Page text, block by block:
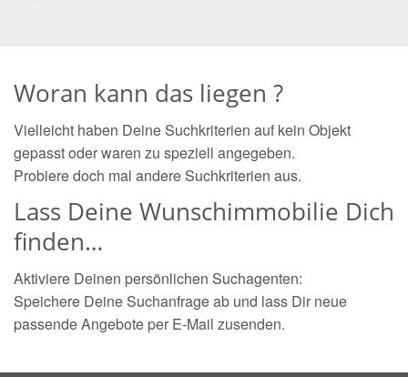
Woran kann das liegen ?
Vielleicht haben Deine Suchkriterien auf kein Objekt
gepasst oder waren zu speziell angegeben.
Probiere doch mal andere Suchkriterien aus.
Lass Deine Wunschimmobilie Dich
finden…
Aktiviere Deinen persönlichen Suchagenten:
Speichere Deine Suchanfrage ab und lass Dir neue
passende Angebote per E-Mail zusenden.